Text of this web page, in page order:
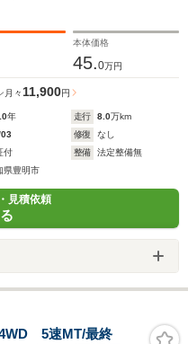
本体価格
45.0万円
月々 11,900円
年 走行 8.0万km
修復
なし
付 整備
法定整備無
県豊明市
見積依頼
5速MT/最終